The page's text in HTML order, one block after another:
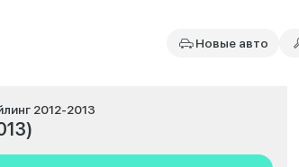
Новые авто
2012-2013